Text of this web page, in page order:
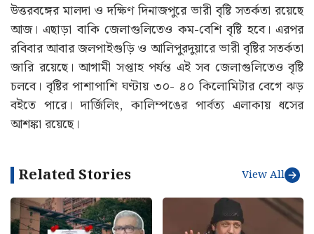
উত্তরবঙ্গের মালদা ও দক্ষিণ দিনাজপুরে ভারী বৃষ্টি সতর্কতা রয়েছে
আজ। এছাড়া বাকি জেলাগুলিতেও কম-বেশি বৃষ্টি হবে। এরপর
রবিবার আবার জলপাইগুড়ি ও আলিপুরদুয়ারে ভারী বৃষ্টির সতর্কতা
জারি রয়েছে। আগামী সপ্তাহ পর্যন্ত এই সব জেলাগুলিতেও বৃষ্টি
চলবে। বৃষ্টির পাশাপাশি ঘণ্টায় ৩০- ৪০ কিলোমিটার বেগে ঝড়
বইতে পারে। দার্জিলিং, কালিম্পঙের পার্বত্য এলাকায় ধসের
আশঙ্কা রয়েছে।
Related Stories View All